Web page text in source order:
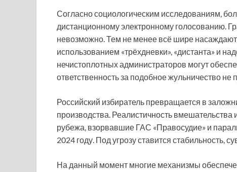
Согласно социологическим исследованиям,
дистанционному электронному голосованию.
невозможно. Тем не менее всё шире
использованием «трёхдневки», «дистанта» и
нечистоплотных администраторов могут
ответственность за подобное жульничество не
Российский избиратель превращается в
производства. Реалистичность
рубежа, взорвавшие ГАС «Правосудие» и
2024 году. Под угрозу ставится стабильность,
На данный момент многие механизмы